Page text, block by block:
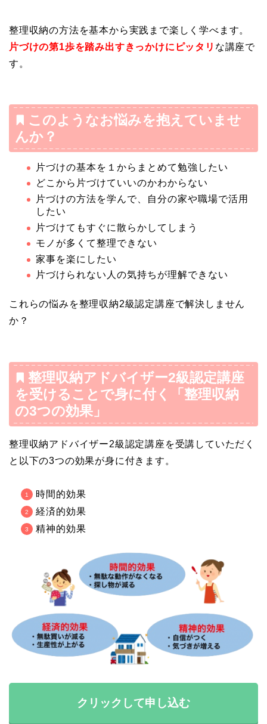
整理収納の方法を基本から実践まで楽しく学べます。
片づけの第1歩を踏み出すきっかけにピッタリ な講座で
す。
このようなお悩みを抱えていませ
んか？
片づけの基本を１からまとめて勉強したい
どこから片づけていいのかわからない
片づけの方法を学んで、自分の家や職場で活用
したい
片づけてもすぐに散らかしてしまう
モノが多くて整理できない
家事を楽にしたい
片づけられない人の気持ちが理解できない
これらの悩みを整理収納2級認定講座で解決しません
か？
整理収納アドバイザー2級認定講座
を受けることで身に付く「整理収納
の3つの効果」
整理収納アドバイザー2級認定講座を受講していただく
と以下の3つの効果が身に付きます。
時間的効果
経済的効果
精神的効果
クリックして申し込む